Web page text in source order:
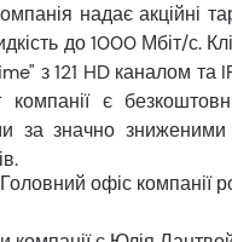
надає акційні
до 1000 Мбіт/с.
з 121 HD каналом та
є
за значно
Головний офіс компанії